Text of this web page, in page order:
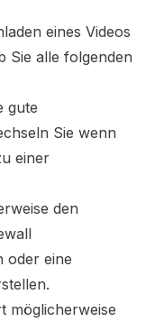
eines Videos
Sie alle folgenden
gute
Sie wenn
einer
den
oder eine
möglicherweise